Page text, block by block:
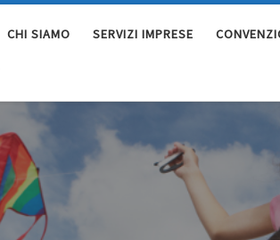
CHI SIAMO SERVIZI IMPRESE